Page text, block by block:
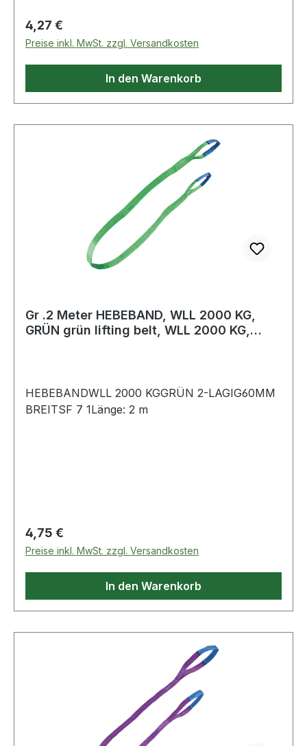
Regulärer Preis:
4,27 €
Preise inkl. MwSt. zzgl. Versandkosten
In den Warenkorb
Gr .2 Meter HEBEBAND, WLL 2000 KG,
GRÜN grün lifting belt, WLL 2000 KG,
HEBEBANDWLL 2000 KGGRÜN 2-LAGIG60MM
BREITSF 7 1Länge: 2 m
Regulärer Preis:
4,75 €
Preise inkl. MwSt. zzgl. Versandkosten
In den Warenkorb